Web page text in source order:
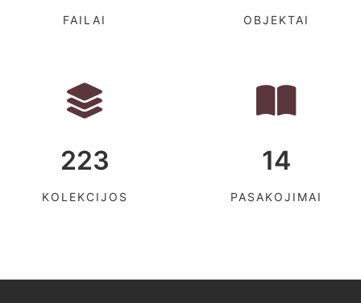
FAILAI OBJEKTAI
223
KOLEKCIJOS
14
PASAKOJIMAI